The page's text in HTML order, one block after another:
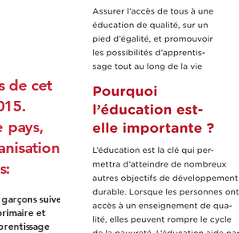
de cet
pays,
suivent,
et